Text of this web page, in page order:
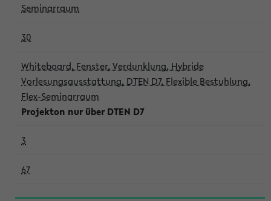
Seminarraum
30
Whiteboard, Fenster, Verdunklung, Hybride
Vorlesungsausstattung, DTEN D7, Flexible Bestuhlung,
Flex-Seminarraum
Projekton nur über DTEN D7
3
67